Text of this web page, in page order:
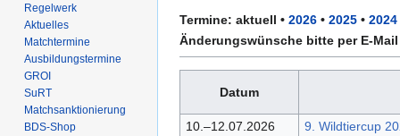
Zur
Navigation
springen
Zur
Suche
springen
Termine: aktuell • 2026 • 2025 • 2024
Änderungswünsche bitte per E-
Datum
10.–12.07.2026
9. Wildtiercup
Regelwerk
Aktuelles
Matchtermine
Ausbildungs­termine
GROI
SuRT
Match­sanktionierung
BDS-Shop